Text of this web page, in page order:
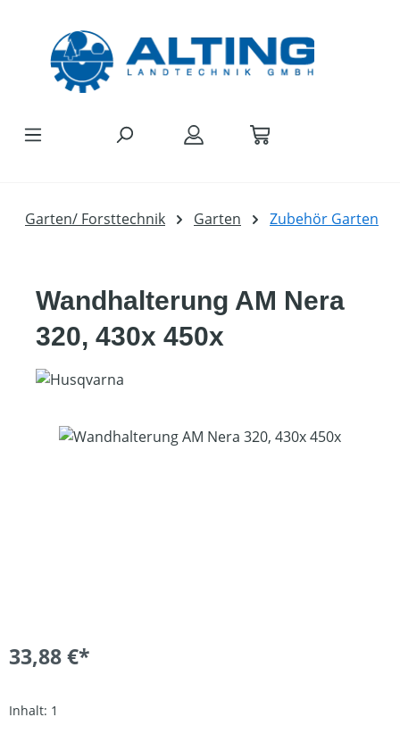
Garten/ Forsttechnik Garten Zubehör Garten
Wandhalterung AM Nera
320, 430x 450x
Bildergalerie überspringen
33,88 €*
Inhalt: 1